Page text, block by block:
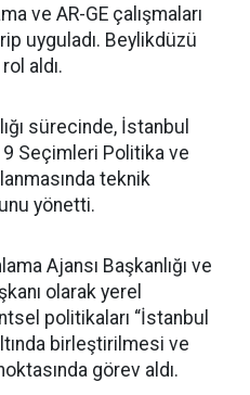
ve AR-GE çalışmaları
uyguladı. Beylikdüzü
aldı.
sürecinde, İstanbul
Seçimleri Politika ve
teknik
yönetti.
Ajansı Başkanlığı ve
olarak yerel
politikaları “İstanbul
birleştirilmesi ve
görev aldı.